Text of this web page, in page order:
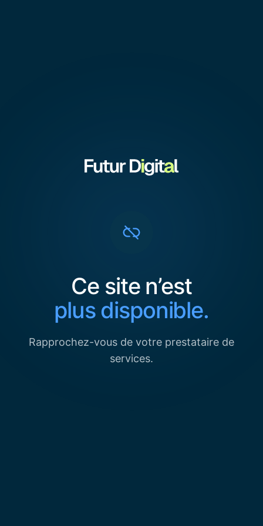
Ce site n’est
plus disponible.
Rapprochez-vous de votre prestataire de
services.